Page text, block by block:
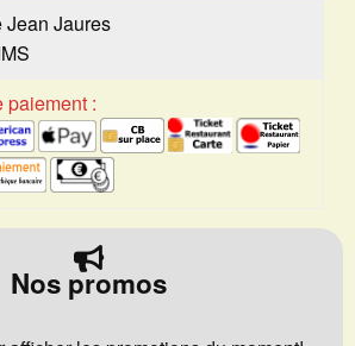
Jean Jaures
paiement :
Nos promos